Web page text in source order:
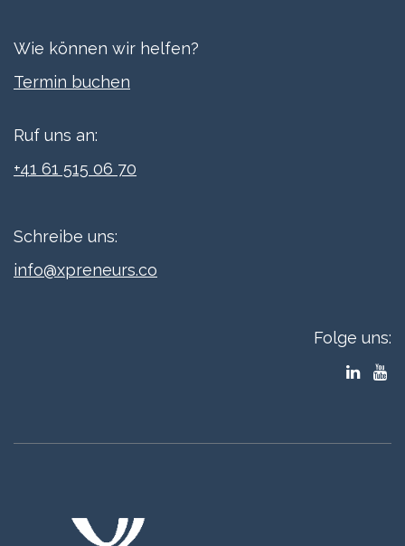
Wie können wir helfen?
Termi​n buchen
Ruf uns an:
+41 61 515 06 70
Schreibe uns:
info@xpreneurs.co
Folge uns: